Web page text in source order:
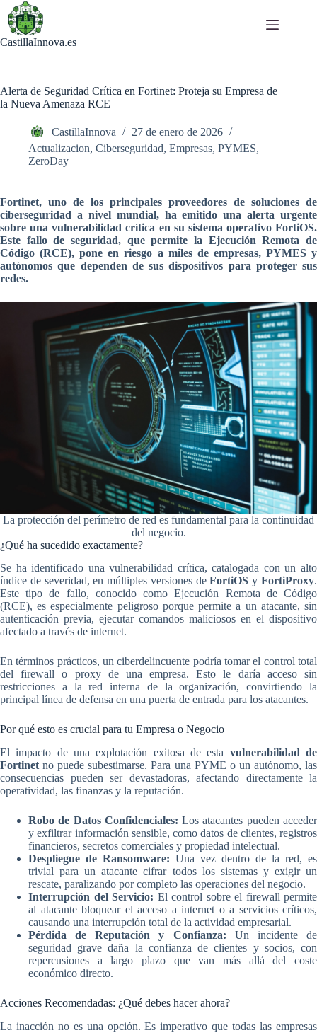
Saltar
contenido
CastillaInnova.es
Alerta de Seguridad Crítica en Fortinet: Proteja su Empresa de
la Nueva Amenaza RCE
CastillaInnova
27 de enero de 2026
Actualizacion, Ciberseguridad, Empresas, PYMES,
ZeroDay
Fortinet, uno de los principales proveedores de soluciones de
ciberseguridad a nivel mundial, ha emitido una alerta urgente
sobre una vulnerabilidad crítica en su sistema operativo FortiOS.
Este fallo de seguridad, que permite la Ejecución Remota de
Código (RCE), pone en riesgo a miles de empresas, PYMES y
autónomos que dependen de sus dispositivos para proteger sus
redes.
La protección del perímetro de red es fundamental para la continuidad
del negocio.
¿Qué ha sucedido exactamente?
Se ha identificado una vulnerabilidad crítica, catalogada con un alto
índice de severidad, en múltiples versiones deFortiOS yFortiProxy.
Este tipo de fallo, conocido como Ejecución Remota de Código
(RCE), es especialmente peligroso porque permite a un atacante, sin
autenticación previa, ejecutar comandos maliciosos en el dispositivo
afectado a través de internet.
En términos prácticos, un ciberdelincuente podría tomar el control total
del firewall o proxy de una empresa. Esto le daría acceso sin
restricciones a la red interna de la organización, convirtiendo la
principal línea de defensa en una puerta de entrada para los atacantes.
Por qué esto es crucial para tu Empresa o Negocio
El impacto de una explotación exitosa de esta vulnerabilidad de
Fortinet no puede subestimarse. Para una PYME o un autónomo, las
consecuencias pueden ser devastadoras, afectando directamente la
operatividad, las finanzas y la reputación.
Robo de Datos Confidenciales: Los atacantes pueden acceder
y exfiltrar información sensible, como datos de clientes, registros
financieros, secretos comerciales y propiedad intelectual.
Despliegue de Ransomware: Una vez dentro de la red, es
trivial para un atacante cifrar todos los sistemas y exigir un
rescate, paralizando por completo las operaciones del negocio.
Interrupción del Servicio: El control sobre el firewall permite
al atacante bloquear el acceso a internet o a servicios críticos,
causando una interrupción total de la actividad empresarial.
Pérdida de Reputación y Confianza: Un incidente de
seguridad grave daña la confianza de clientes y socios, con
repercusiones a largo plazo que van más allá del coste
económico directo.
Acciones Recomendadas: ¿Qué debes hacer ahora?
La inacción no es una opción. Es imperativo que todas las empresas